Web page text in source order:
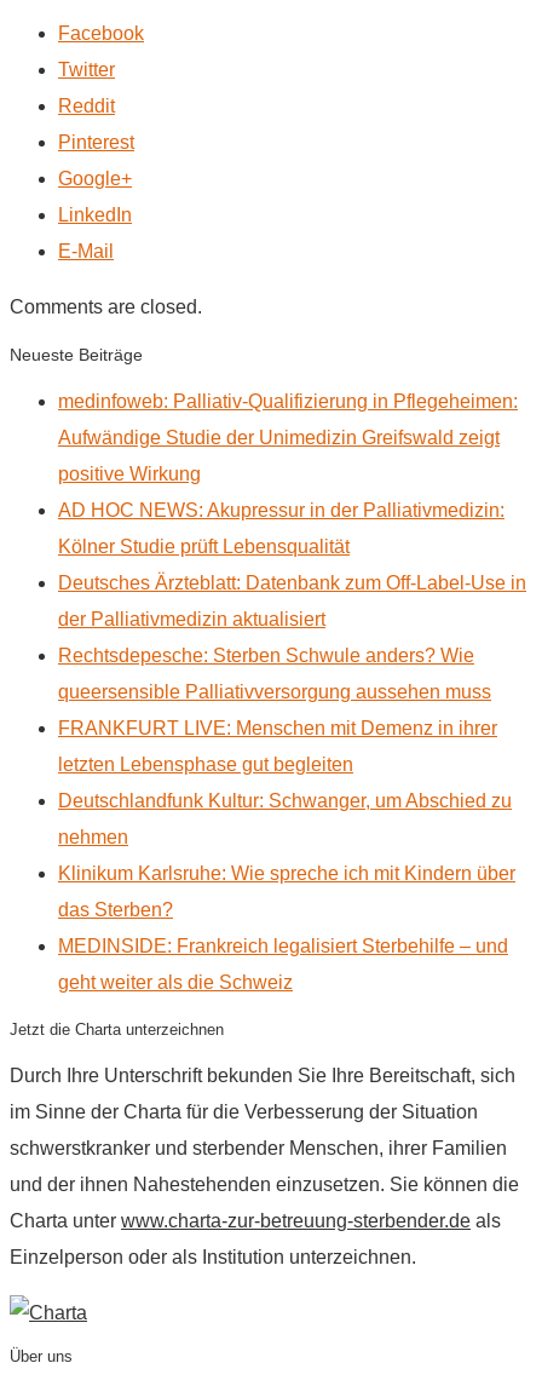
Facebook
Twitter
Reddit
Pinterest
Google+
LinkedIn
E-Mail
Comments are closed.
Neueste Beiträge
medinfoweb: Palliativ-Qualifizierung in Pflegeheimen:
Aufwändige Studie der Unimedizin Greifswald zeigt
positive Wirkung
AD HOC NEWS: Akupressur in der Palliativmedizin:
Kölner Studie prüft Lebensqualität
Deutsches Ärzteblatt: Datenbank zum Off-Label-Use in
der Palliativmedizin aktualisiert
Rechtsdepesche: Sterben Schwule anders? Wie
queersensible Palliativversorgung aussehen muss
FRANKFURT LIVE: Menschen mit Demenz in ihrer
letzten Lebensphase gut begleiten
Deutschlandfunk Kultur: Schwanger, um Abschied zu
nehmen
Klinikum Karlsruhe: Wie spreche ich mit Kindern über
das Sterben?
MEDINSIDE: Frankreich legalisiert Sterbehilfe – und
geht weiter als die Schweiz
Jetzt die Charta unterzeichnen
Durch Ihre Unterschrift bekunden Sie Ihre Bereitschaft, sich
im Sinne der Charta für die Verbesserung der Situation
schwerstkranker und sterbender Menschen, ihrer Familien
und der ihnen Nahestehenden einzusetzen. Sie können die
Charta unter www.charta-zur-betreuung-sterbender.de als
Einzelperson oder als Institution unterzeichnen.
Über uns